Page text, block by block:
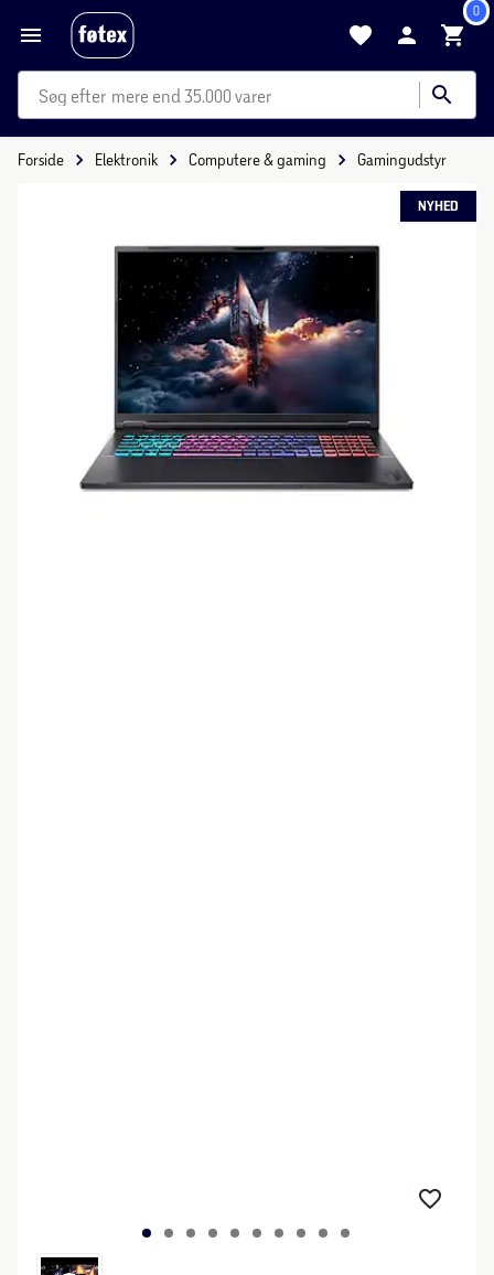
0
mere end 35.000 varer
Forside Elektronik Computere & gaming Gamingudstyr
NYHED